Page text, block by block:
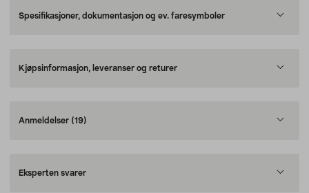
Spesifikasjoner, dokumentasjon og ev. faresymboler
Kjøpsinformasjon, leveranser og returer
Anmeldelser (19)
Eksperten svarer